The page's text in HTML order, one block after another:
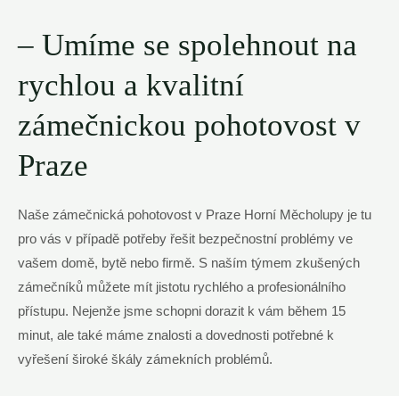
– ⁣Umíme se spolehnout ⁣na
rychlou a‍ kvalitní
zámečnickou pohotovost v
Praze
Naše zámečnická pohotovost v Praze Horní Měcholupy je tu
pro‍ vás ‌v případě potřeby řešit bezpečnostní problémy ​ve
vašem ⁢domě, bytě nebo firmě. S naším týmem zkušených
zámečníků můžete mít jistotu rychlého a profesionálního
přístupu. ​Nejenže jsme ‍schopni dorazit ⁤k vám během 15
minut, ale také máme znalosti a ​dovednosti‌ potřebné k
vyřešení široké škály zámekních problémů.